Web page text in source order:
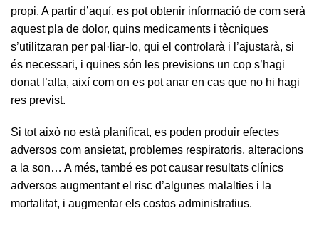
propi. A partir d’aquí, es pot obtenir informació de com serà
aquest pla de dolor, quins medicaments i tècniques
s’utilitzaran per pal·liar-lo, qui el controlarà i l’ajustarà, si
és necessari, i quines són les previsions un cop s’hagi
donat l’alta, així com on es pot anar en cas que no hi hagi
res previst.
Si tot això no està planificat, es poden produir efectes
adversos com ansietat, problemes respiratoris, alteracions
a la son… A més, també es pot causar resultats clínics
adversos augmentant el risc d’algunes malalties i la
mortalitat, i augmentar els costos administratius.